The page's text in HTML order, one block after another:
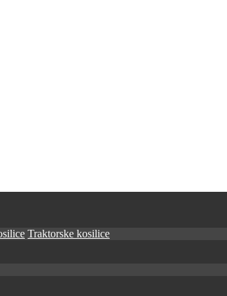
Traktorske kosilice